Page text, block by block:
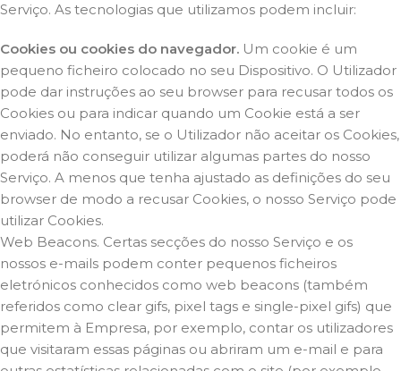
Serviço. As tecnologias que utilizamos podem incluir:
Cookies ou cookies do navegador. Um cookie é um
pequeno ficheiro colocado no seu Dispositivo. O Utilizador
pode dar instruções ao seu browser para recusar todos os
Cookies ou para indicar quando um Cookie está a ser
enviado. No entanto, se o Utilizador não aceitar os Cookies,
poderá não conseguir utilizar algumas partes do nosso
Serviço. A menos que tenha ajustado as definições do seu
browser de modo a recusar Cookies, o nosso Serviço pode
utilizar Cookies.
Web Beacons. Certas secções do nosso Serviço e os
nossos e-mails podem conter pequenos ficheiros
eletrónicos conhecidos como web beacons (também
referidos como clear gifs, pixel tags e single-pixel gifs) que
permitem à Empresa, por exemplo, contar os utilizadores
que visitaram essas páginas ou abriram um e-mail e para